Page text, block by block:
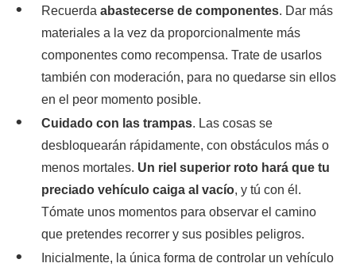
Recuerda abastecerse de componentes. Dar más
materiales a la vez da proporcionalmente más
componentes como recompensa. Trate de usarlos
también con moderación, para no quedarse sin ellos
en el peor momento posible.
Cuidado con las trampas. Las cosas se
desbloquearán rápidamente, con obstáculos más o
menos mortales. Un riel superior roto hará que tu
preciado vehículo caiga al vacío, y tú con él.
Tómate unos momentos para observar el camino
que pretendes recorrer y sus posibles peligros.
Inicialmente, la única forma de controlar un vehículo